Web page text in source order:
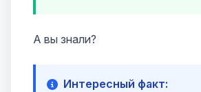
А вы знали?
Интересный факт: